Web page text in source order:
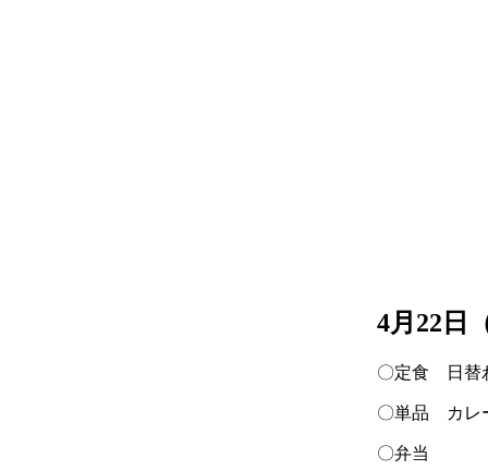
4月22日
〇定食 日
〇単品 カ
〇弁当